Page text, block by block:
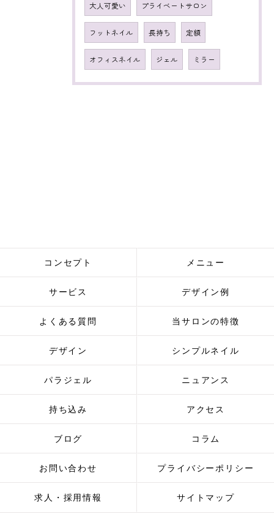
大人可愛い プライベートサロン
フットネイル 長持ち 定額
オフィスネイル ジェル ミラー
コンセプト メニュー
サービス デザイン例
よくある質問 当サロンの特徴
デザイン シンプルネイル
パラジェル ニュアンス
持ち込み アクセス
ブログ コラム
お問い合わせ プライバシーポリシー
求人・採用情報 サイトマップ